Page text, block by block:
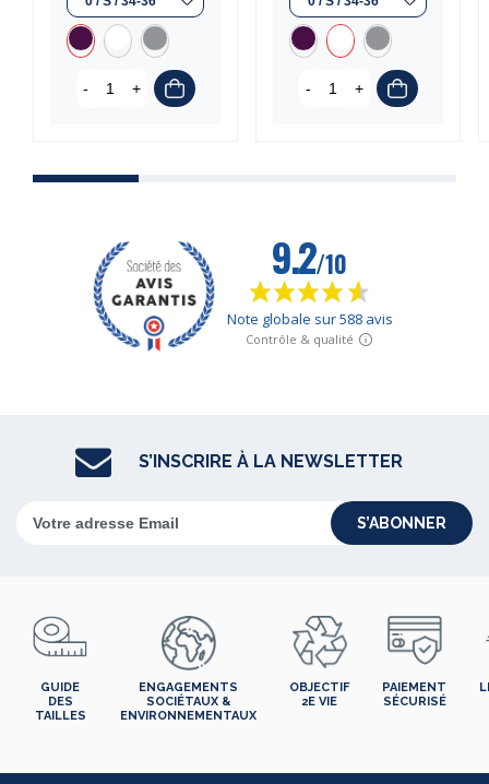
(1 avis)
- + - +
S’INSCRIRE À LA NEWSLETTER
S’ABONNER
GUIDE
DES
TAILLES
ENGAGEMENTS
SOCIÉTAUX &
ENVIRONNEMENTAUX
OBJECTIF
2E VIE
PAIEMENT
SÉCURISÉ